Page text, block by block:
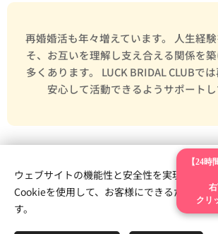
再婚婚活も年々増えています。 人生経
そ、お互いを理解し支え合える関係を
多くあります。 LUCK BRIDAL CLUBで
安心して活動できるようサポートし
よくある質問（
ウェブサイトの機能性と安全性を実現するた
Cookieを使用して、お客様にできるだけ最高
す。
【24時
クリ